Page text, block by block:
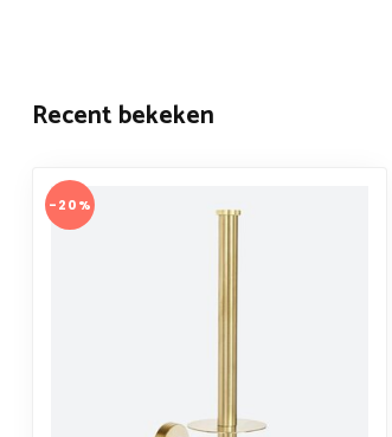
Recent bekeken
-20%